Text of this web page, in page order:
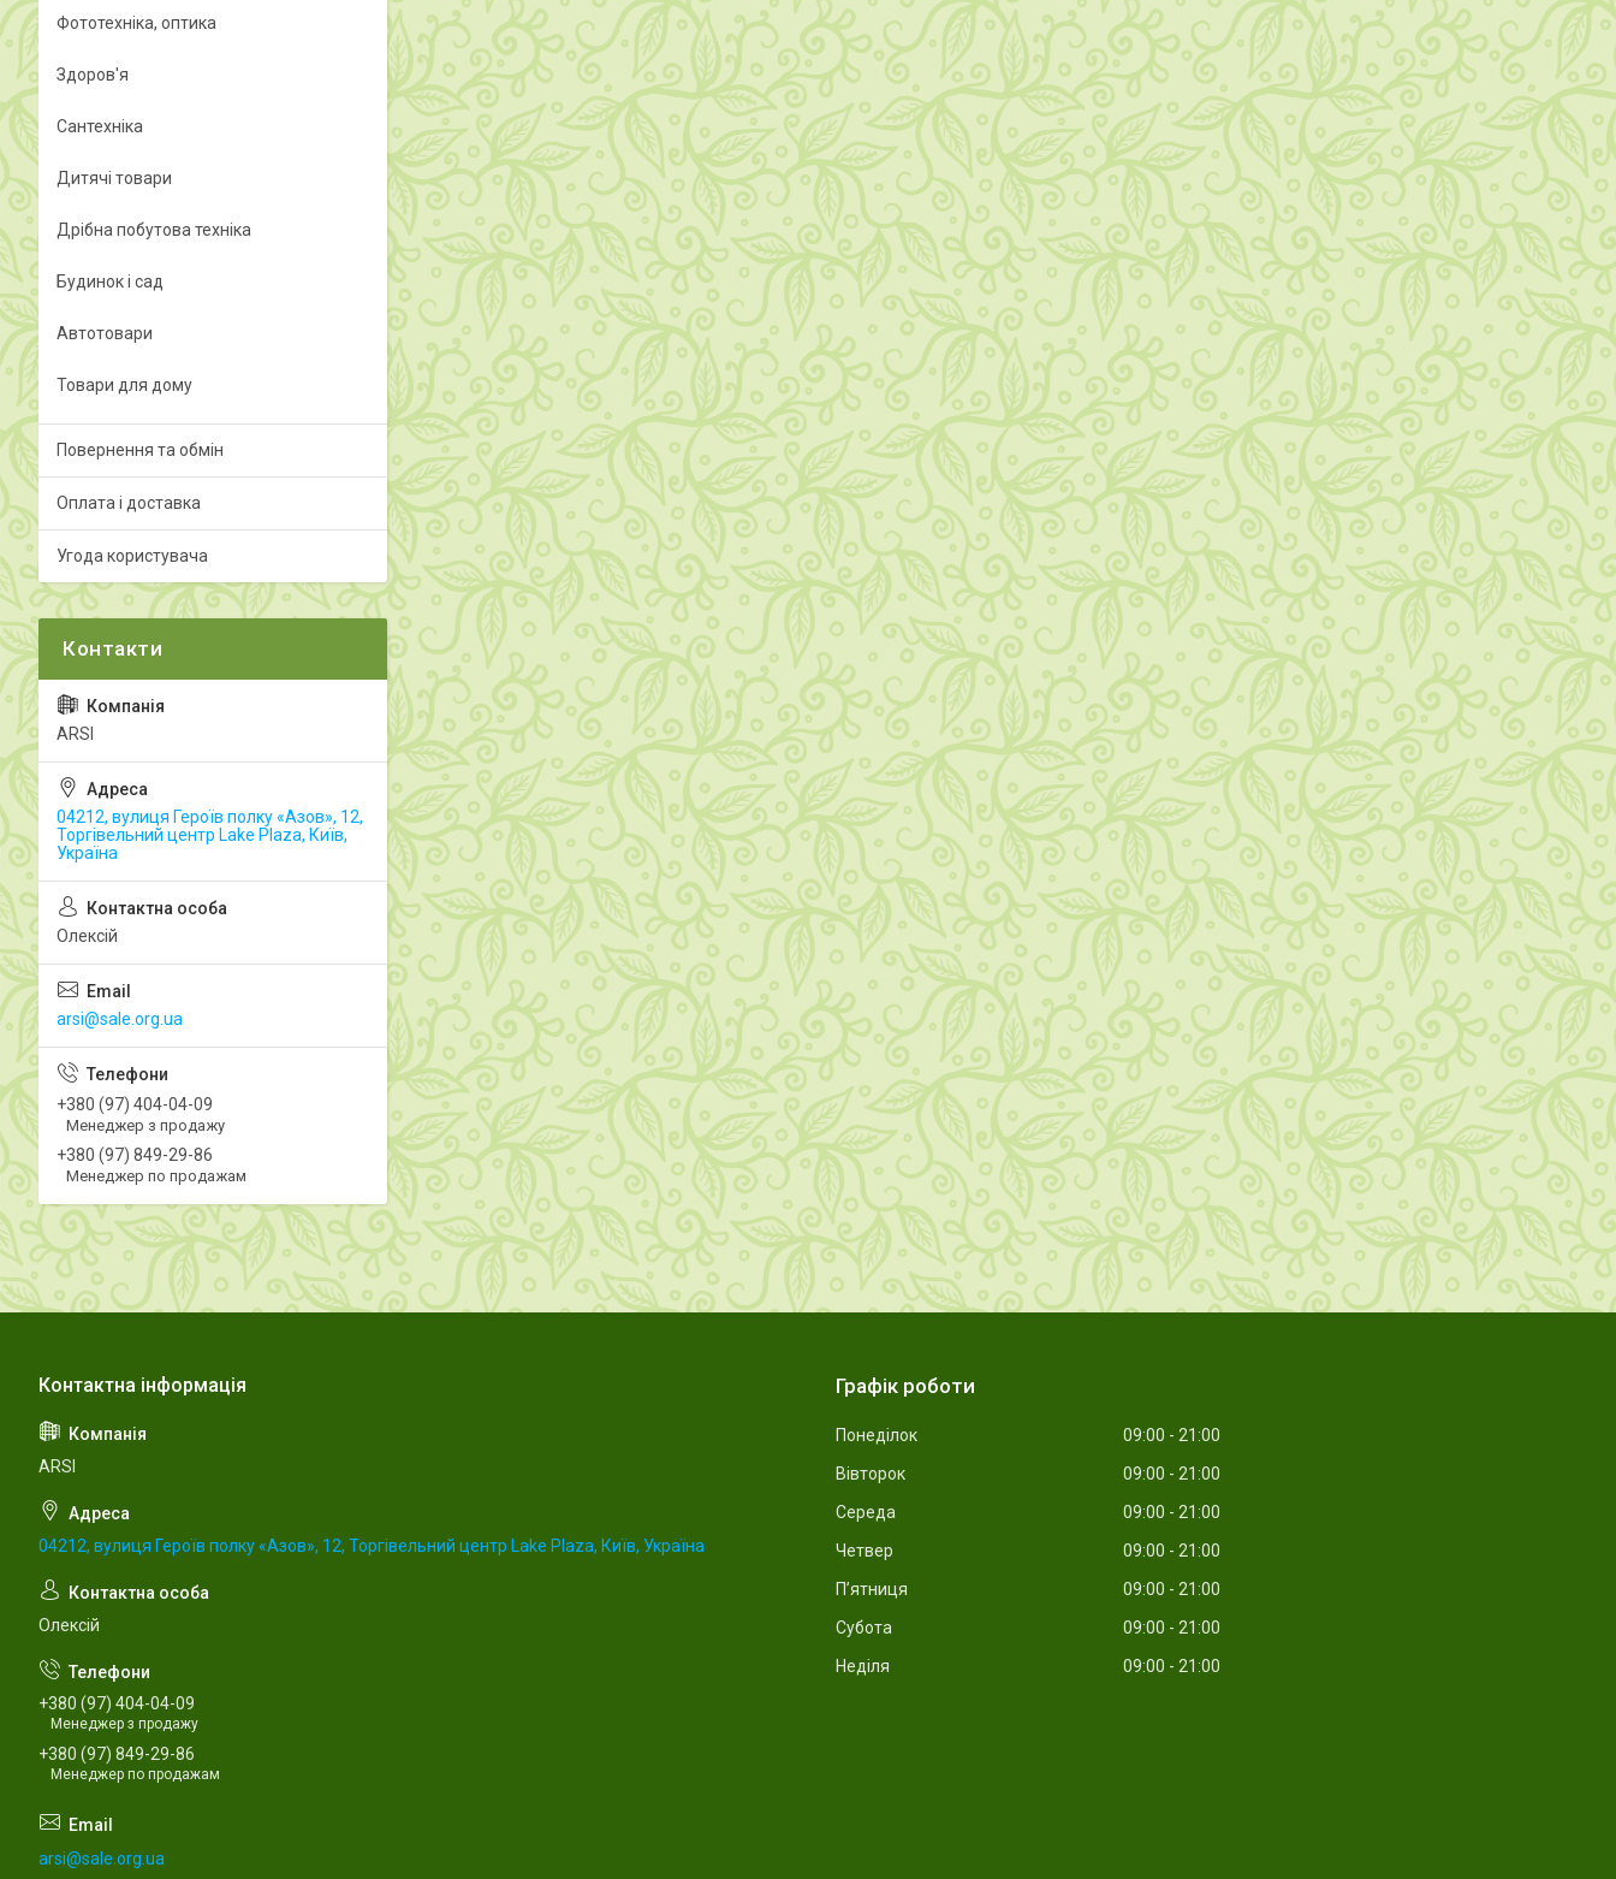
Фототехніка, оптика
Здоров'я
Сантехніка
Дитячі товари
Дрібна побутова техніка
Будинок і сад
Автотовари
Товари для дому
Повернення та обмін
Оплата і доставка
Угода користувача
ARSI
04212, вулиця Героїв полку «Азов», 12,
Торгівельний центр Lake Plaza, Київ,
Україна
Олексій
arsi@sale.org.ua
+380 (97) 404-04-09
Менеджер з продажу
+380 (97) 849-29-86
Менеджер по продажам
ARSI
04212, вулиця Героїв полку «Азов», 12, Торгівельний центр Lake Plaza, Київ, Україна
Олексій
+380 (97) 404-04-09
Менеджер з продажу
+380 (97) 849-29-86
Менеджер по продажам
arsi@sale.org.ua
Графік роботи
Понеділок 09:00
21:00
Вівторок
09:00
21:00
Середа
09:00
21:00
Четвер
09:00
21:00
Пʼятниця
09:00
21:00
Субота
09:00
21:00
Неділя
09:00 21:00